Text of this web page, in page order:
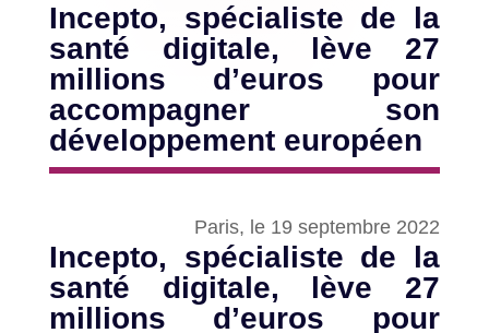
Incepto, spécialiste de la
santé digitale, lève 27
millions d’euros pour
accompagner son
développement européen
Paris, le 19 septembre 2022
Incepto, spécialiste de la
santé digitale, lève 27
millions d’euros pour